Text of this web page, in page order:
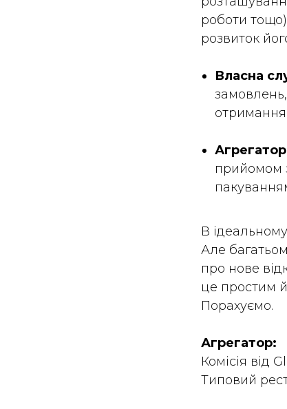
роботи тощо)
розвиток
Власна
прийомом
В
Але
про нове
це простим
Порахуємо.
Агрегатор:
Комісія від
Типовий